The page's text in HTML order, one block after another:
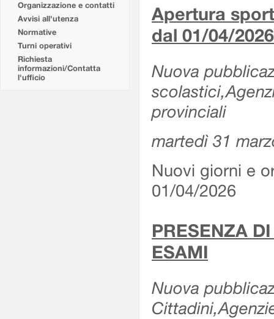
Organizzazione e contatti
Avvisi all'utenza
Normative
Turni operativi
Richiesta
informazioni/Contatta
l'ufficio
Apertura
dal 01/04/2026
Nuova
provinciali
martedì 31
Nuovi giorni e
01/04/2026
PRESENZA
ESAMI
Nuova